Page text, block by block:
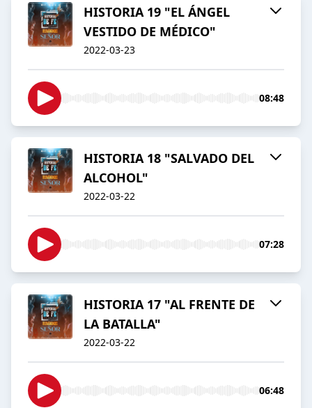
HISTORIA 19 "EL ÁNGEL
VESTIDO DE MÉDICO"
2022-03-23
08:48
HISTORIA 18 "SALVADO DEL
ALCOHOL"
2022-03-22
07:28
HISTORIA 17 "AL FRENTE DE
LA BATALLA"
2022-03-22
06:48